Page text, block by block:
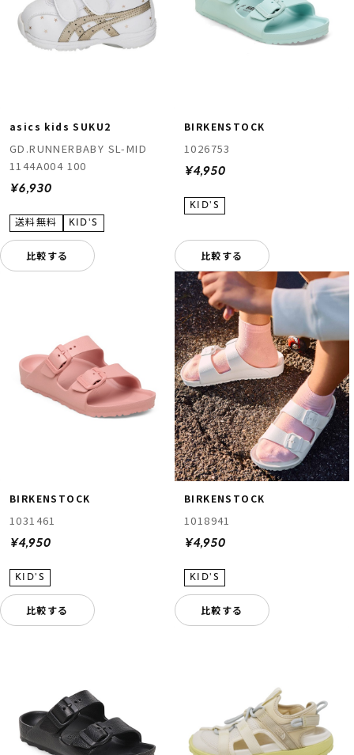
asics kids SUKU2
GD.RUNNERBABY SL-MID
1144A004 100
¥6,930
比較する
BIRKENSTOCK
1026753
¥4,950
比較する
BIRKENSTOCK
1031461
¥4,950
比較する
BIRKENSTOCK
1018941
¥4,950
比較する